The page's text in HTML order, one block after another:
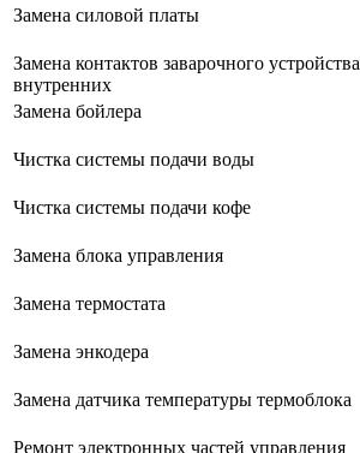
Замена силовой платы
Замена контактов заварочного устройства
внутренних
Замена бойлера
Чистка системы подачи воды
Чистка системы подачи кофе
Замена блока управления
Замена термостата
Замена энкодера
Замена датчика температуры термоблока
Ремонт электронных частей управления